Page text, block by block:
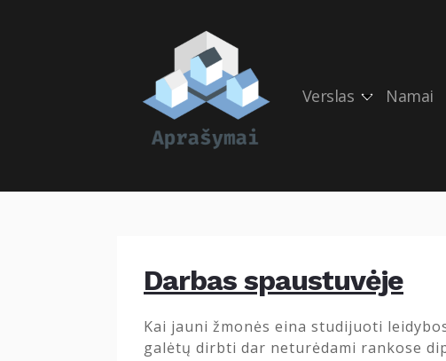
Verslas Namai
Darbas spaustuvėje
Kai jauni žmonės eina studijuoti
galėtų dirbti dar neturėdami rankose